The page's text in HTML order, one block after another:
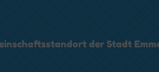
der Stadt